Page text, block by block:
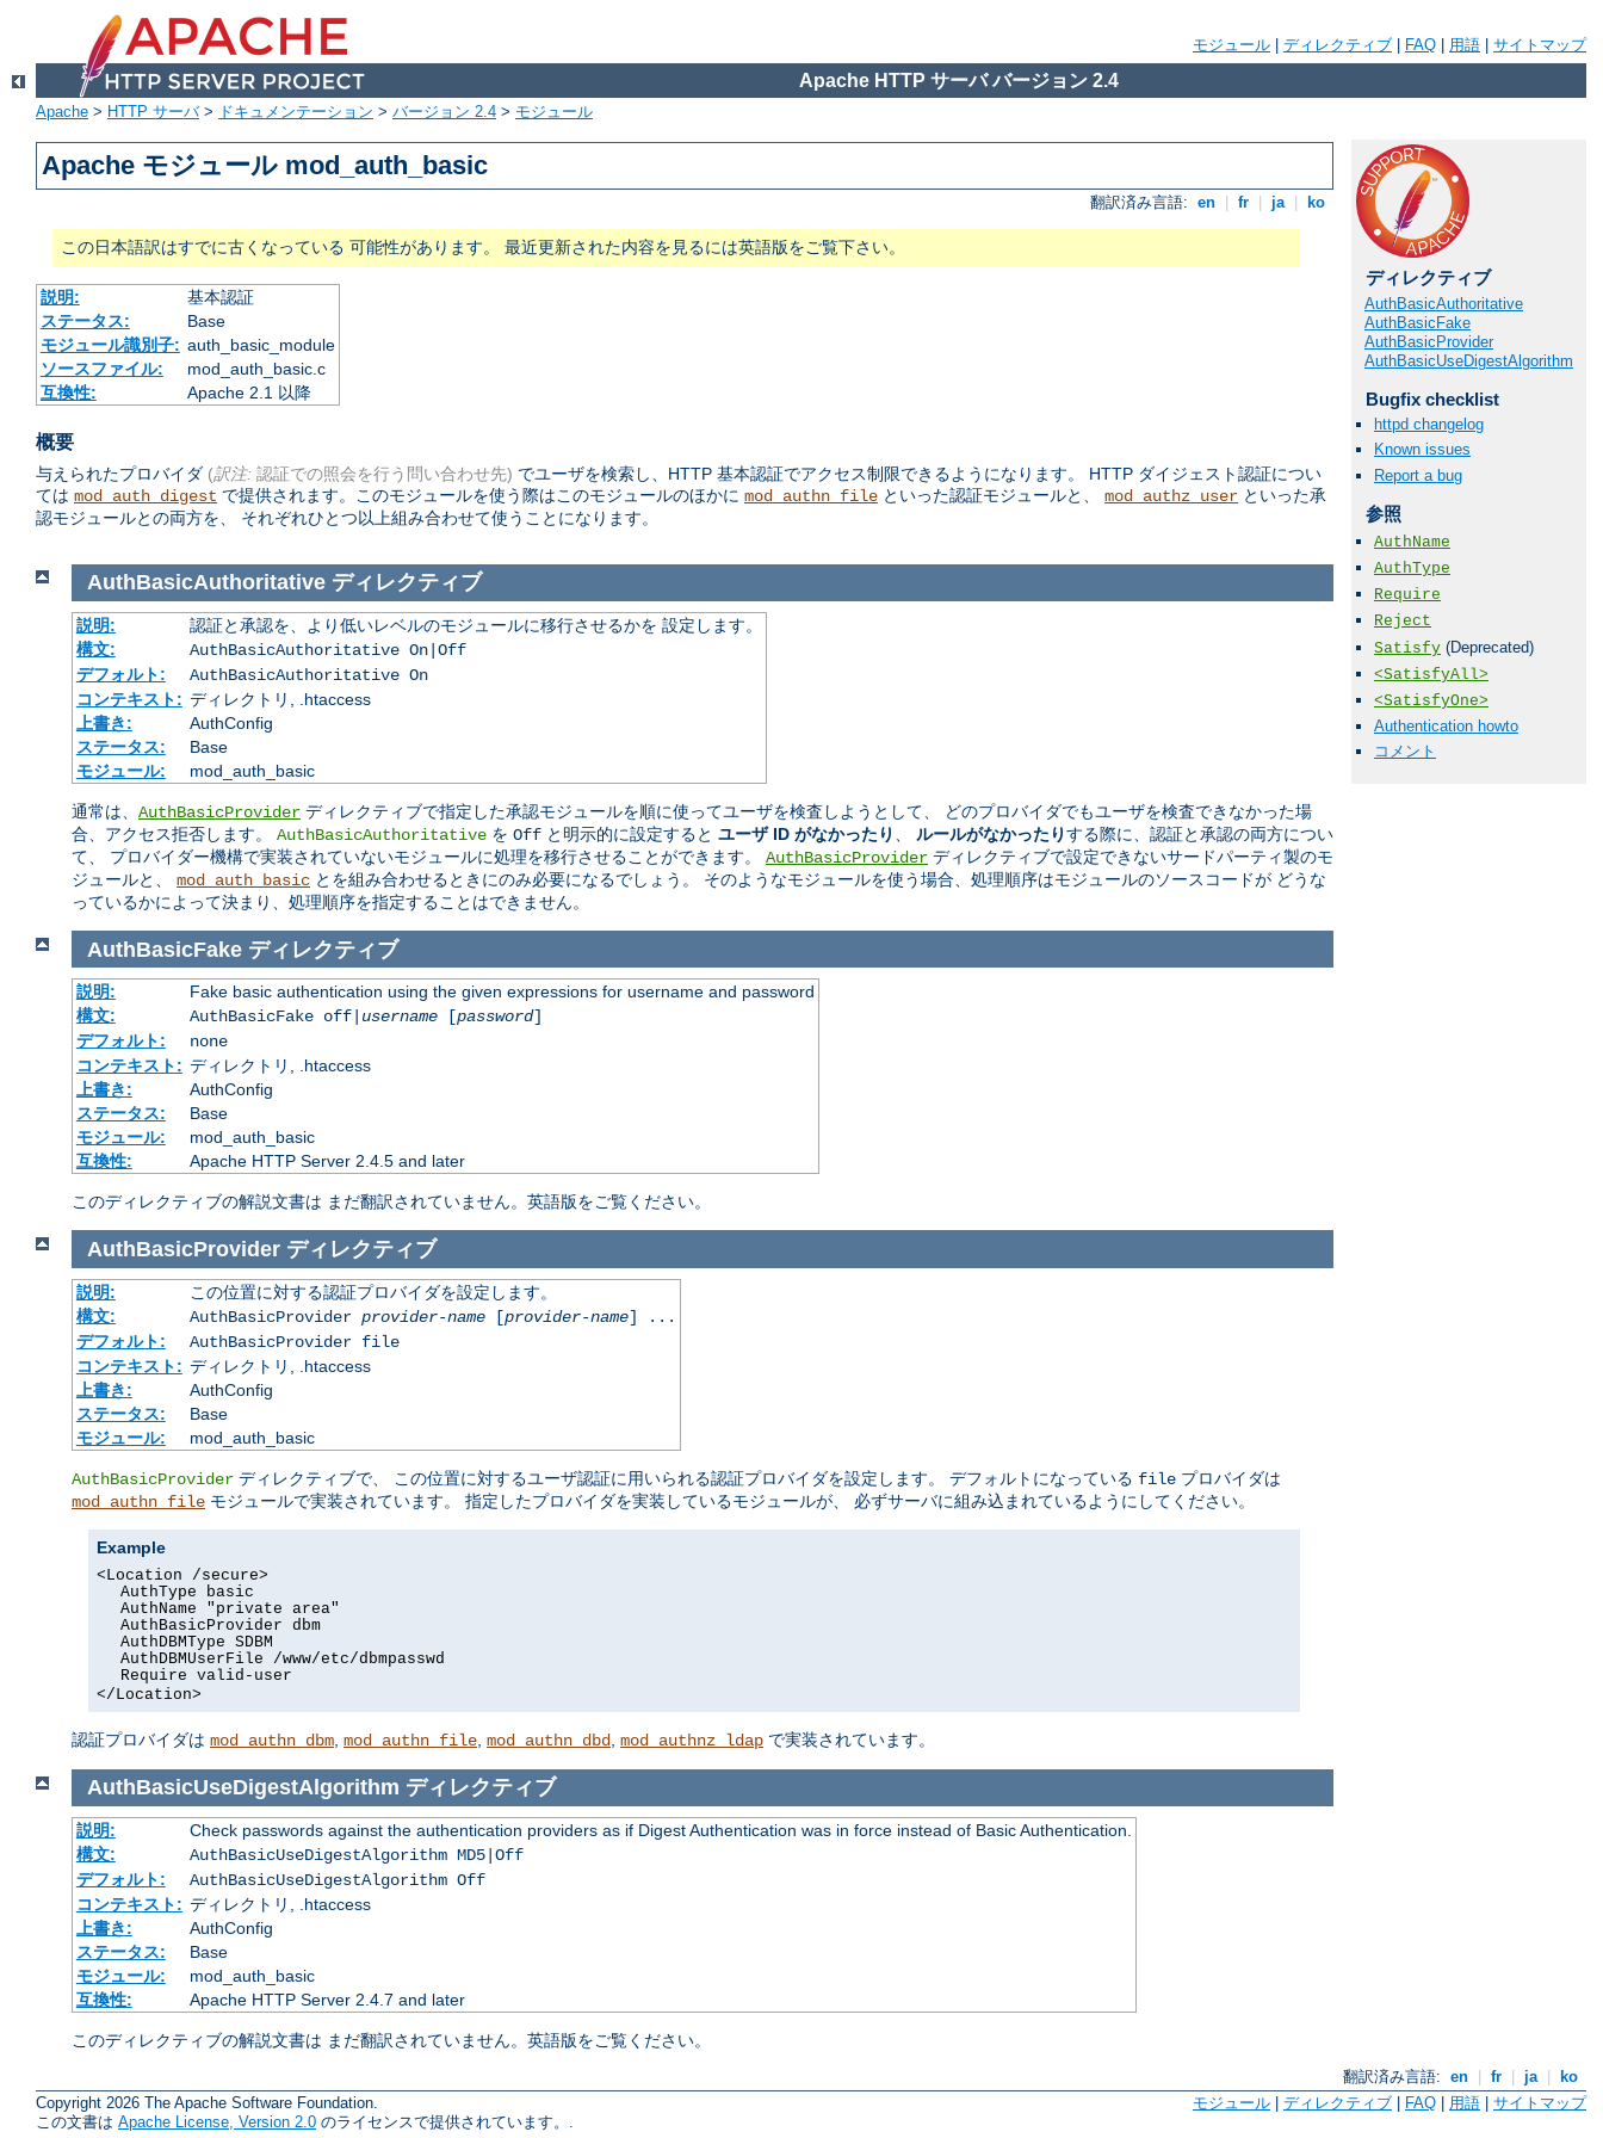
モジュール ディレクティブ FAQ 用語 サイトマップ
Apache HTTP サーバ バージョン 2.4
Apache > HTTP サーバ> ドキュメンテーション > バージョン 2.4 > モジュール
Apache モジュール mod_auth_basic
翻訳済み言語: en fr ja ko
この日本語訳はすでに古くなっている 可能性があります。 最近更新された内容を見るには英語版をご覧下さい。
説明:
基本認証
ステータス:
Base
モジュール識別子: auth_basic_module
ソースファイル:
mod_auth_basic.c
互換性:
Apache 2.1 以降
概要
与えられたプロバイダ (訳注: 認証での照会を行う問い合わせ先) でユーザを検索し、HTTP 基本認証でアクセス制限できるようになります。 HTTP ダイジェスト認証につい
ては mod_auth_digest で提供されます。このモジュールを使う際はこのモジュールのほかに mod_authn_file といった認証モジュールと、 mod_authz_user といった承
認モジュールとの両方を、 それぞれひとつ以上組み合わせて使うことになります。
ディレクティブ
AuthBasicAuthoritative
AuthBasicFake
AuthBasicProvider
AuthBasicUseDigestAlgorithm
Bugfix checklist
httpd changelog
Known issues
Report a bug
参照
AuthName
AuthType
Require
Reject
Satisfy (Deprecated)
<SatisfyAll>
<SatisfyOne>
Authentication howto
コメント
AuthBasicAuthoritative ディレクティブ
説明:
認証と承認を、より低いレベルのモジュールに移行させるかを 設定します。
構文:
AuthBasicAuthoritative On|Off
デフォルト:
AuthBasicAuthoritative On
コンテキスト: ディレクトリ, .htaccess
上書き:
AuthConfig
ステータス:
Base
モジュール:
mod_auth_basic
通常は、 AuthBasicProvider ディレクティブで指定した承認モジュールを順に使ってユーザを検査しようとして、 どのプロバイダでもユーザを検査できなかった場
合、アクセス拒否します。 AuthBasicAuthoritative を Off と明示的に設定すると ユーザ ID がなかったり ルールがなかったりする際に、認証と承認の両方につい
て、 プロバイダー機構で実装されていないモジュールに処理を移行させることができます。 AuthBasicProvider ディレクティブで設定できないサードパーティ製のモ
ジュールと、 mod_auth_basic とを組み合わせるときにのみ必要になるでしょう。 そのようなモジュールを使う場合、処理順序はモジュールのソースコードが どうな
っているかによって決まり、処理順序を指定することはできません。
AuthBasicFake ディレクティブ
説明:
Fake basic authentication using the given expressions for username and password
構文:
AuthBasicFake off| username[password]
デフォルト:
none
コンテキスト: ディレクトリ, .htaccess
上書き:
AuthConfig
ステータス:
Base
モジュール:
mod_auth_basic
互換性:
Apache HTTP Server 2.4.5 and later
このディレクティブの解説文書は まだ翻訳されていません。英語版をご覧ください。
AuthBasicProvider ディレクティブ
説明:
この位置に対する認証プロバイダを設定します。
構文:
AuthBasicProvider provider-name[provider-name] ...
デフォルト:
AuthBasicProvider file
コンテキスト: ディレクトリ, .htaccess
上書き:
AuthConfig
ステータス:
Base
モジュール:
mod_auth_basic
AuthBasicProvider ディレクティブで、 この位置に対するユーザ認証に用いられる認証プロバイダを設定します。 デフォルトになっている file プロバイダは
mod_authn_file モジュールで実装されています。 指定したプロバイダを実装しているモジュールが、 必ずサーバに組み込まれているようにしてください。
Example
<Location /secure>
AuthType basic
AuthName "private area"
AuthBasicProvider dbm
AuthDBMType SDBM
AuthDBMUserFile /www/etc/dbmpasswd
Require valid-user
</Location>
認証プロバイダは mod_authn_dbm mod_authn_file mod_authn_dbd mod_authnz_ldap で実装されています。
AuthBasicUseDigestAlgorithm ディレクティブ
説明:
Check passwords against the authentication providers as if Digest Authentication was in force instead of Basic Authentication.
構文:
AuthBasicUseDigestAlgorithm MD5|Off
デフォルト:
AuthBasicUseDigestAlgorithm Off
コンテキスト: ディレクトリ, .htaccess
上書き:
AuthConfig
ステータス:
Base
モジュール:
mod_auth_basic
互換性:
Apache HTTP Server 2.4.7 and later
このディレクティブの解説文書は まだ翻訳されていません。英語版をご覧ください。
翻訳済み言語: en fr ja
ko
Copyright 2026 The Apache Software Foundation.
この文書は Apache License, Version 2.0 のライセンスで提供されています。.
モジュール ディレクティブ FAQ 用語 サイトマップ